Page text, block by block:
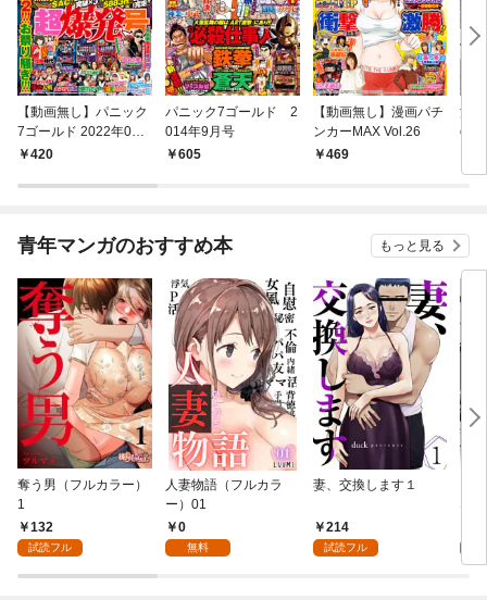
【動画無し】パニック
7ゴールド 2022年06
月号420
パニック7ゴールド 2
014年9月号
605
【動画無し】漫画パチ
ンカーMAX Vol.26
469
漫
青年マンガのおすすめ本 もっと見る
奪う男（フルカラー）
1
132
試読フル
人妻物語（フルカラ
ー）01
0
無料
妻、交換します１
214
試読フル
な